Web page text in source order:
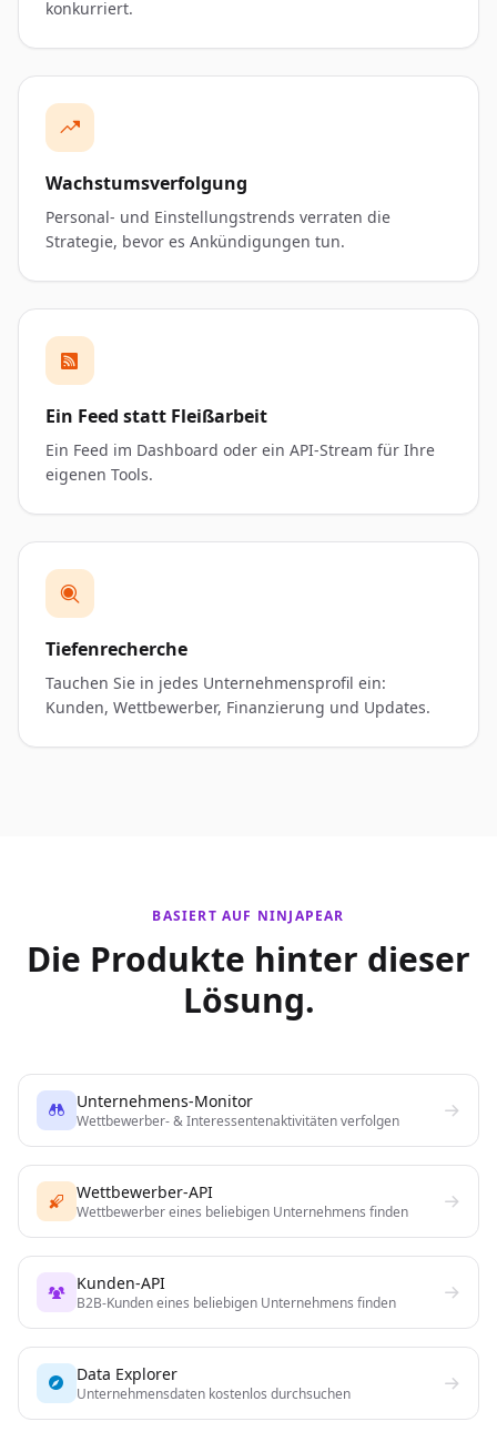
konkurriert.
Wachstumsverfolgung
Personal- und Einstellungstrends verraten die
Strategie, bevor es Ankündigungen tun.
Ein Feed statt Fleißarbeit
Ein Feed im Dashboard oder ein API-Stream für Ihre
eigenen Tools.
Tiefenrecherche
Tauchen Sie in jedes Unternehmensprofil ein:
Kunden, Wettbewerber, Finanzierung und Updates.
BASIERT AUF NINJAPEAR
Die Produkte hinter dieser
Lösung.
Unternehmens-Monitor
Wettbewerber- & Interessentenaktivitäten verfolgen
Wettbewerber-API
Wettbewerber eines beliebigen Unternehmens finden
Kunden-API
B2B-Kunden eines beliebigen Unternehmens finden
Data Explorer
Unternehmensdaten kostenlos durchsuchen